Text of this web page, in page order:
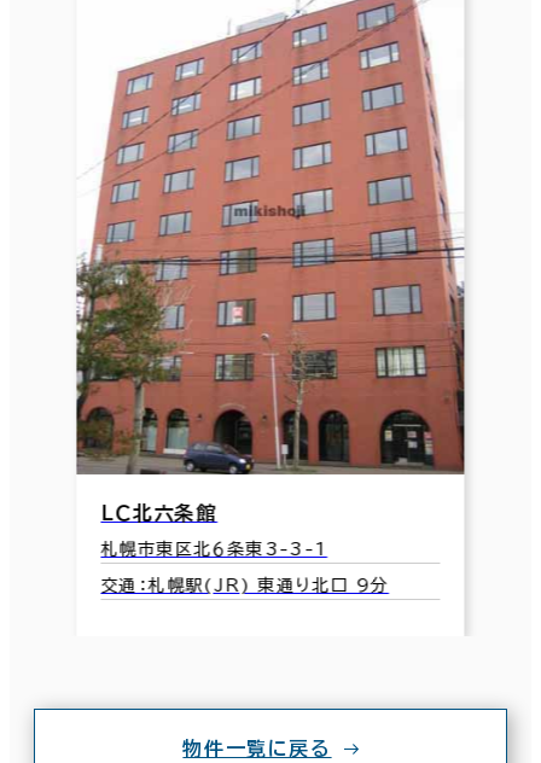
ＬＣ北六条館
札幌市東区北６条東3-3-1
交通：札幌駅(JR) 東通り北口 9分
物件一覧に戻る